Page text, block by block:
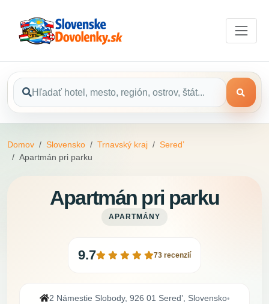
Domov Slovensko Trnavský kraj
Seredʼ
Apartmán pri parku
Apartmán pri parku
APARTMÁNY
9.7 73 recenzií
2 Námestie Slobody, 926 01 Seredʼ, Slovensko•